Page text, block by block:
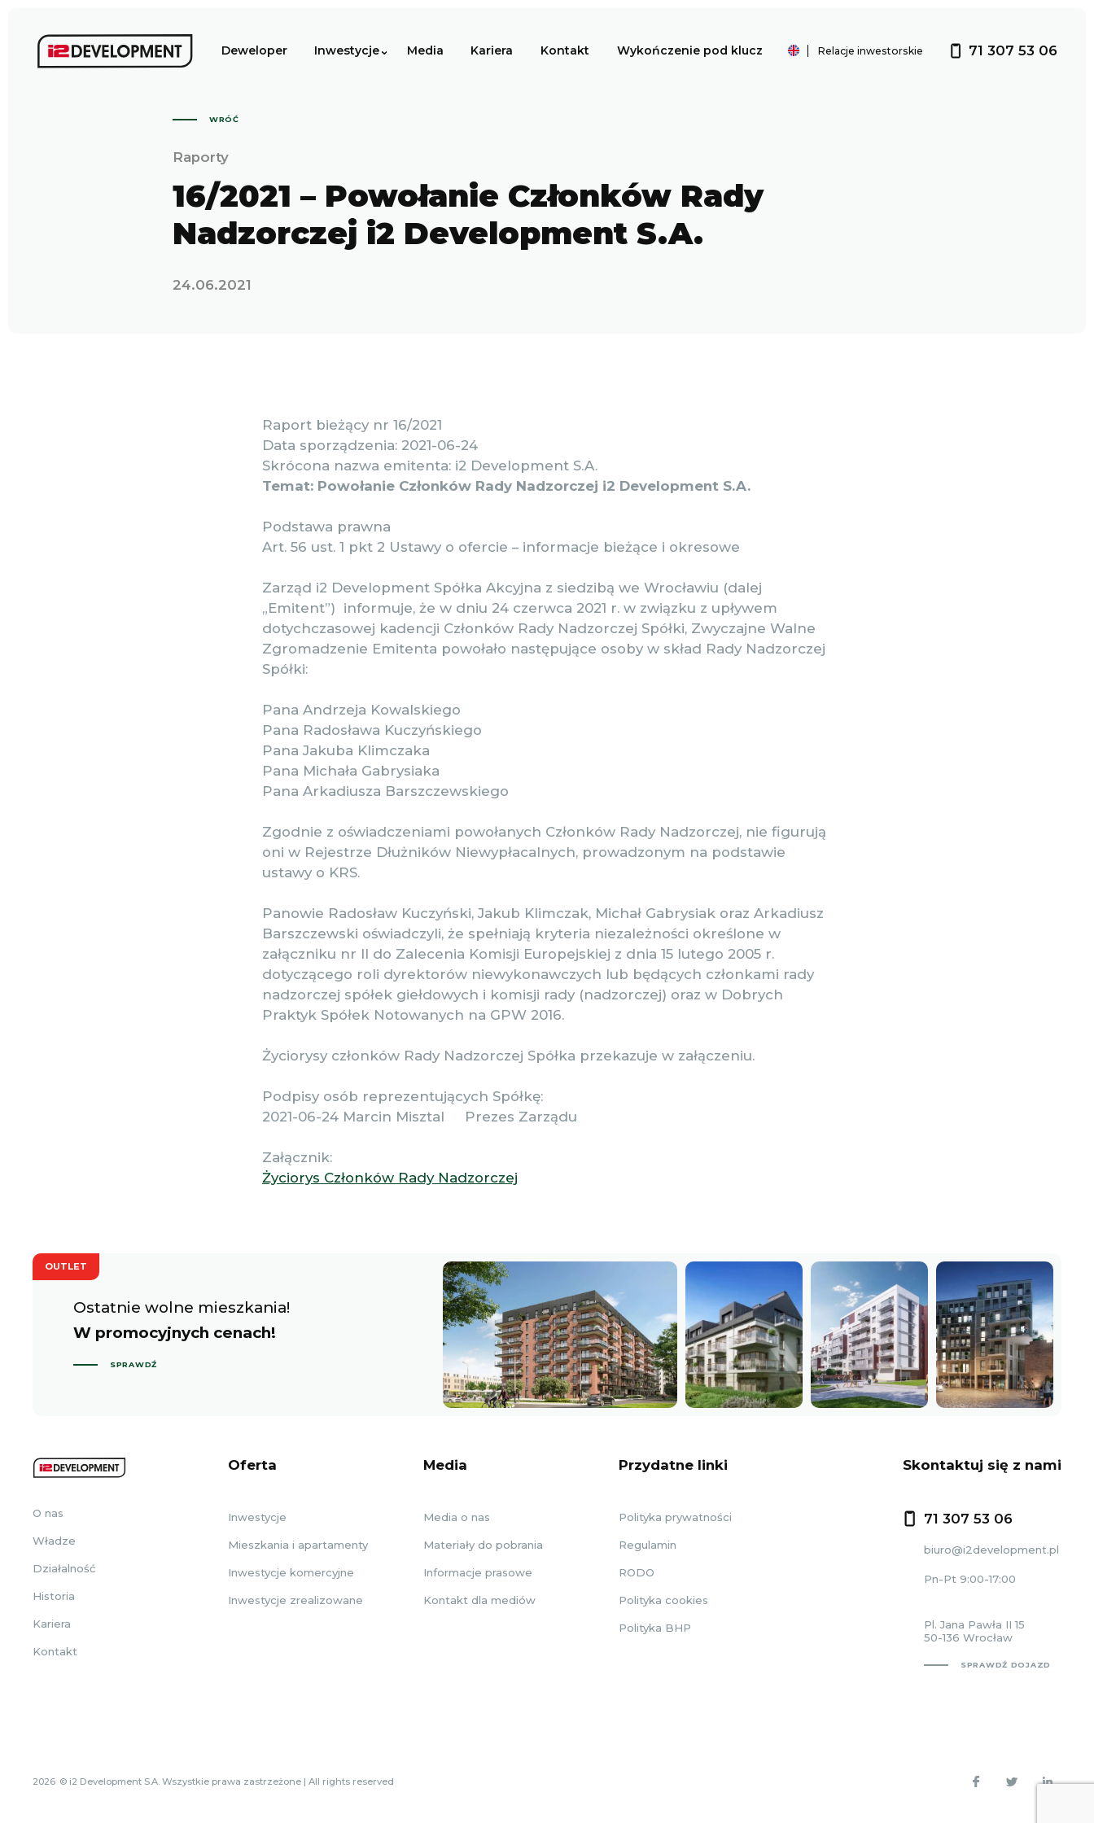
Deweloper Inwestycje Media Kariera Kontakt Wykończenie pod klucz Investor relations
Relacje inwestorskie 71 307 53 06
WRÓĆ
Raporty
16/2021 – Powołanie Członków Rady
Nadzorczej i2 Development S.A.
24.06.2021
Raport bieżący nr 16/2021
Data sporządzenia: 2021-06-24
Skrócona nazwa emitenta: i2 Development S.A.
Temat: Powołanie Członków Rady Nadzorczej i2 Development S.A.
Podstawa prawna
Art. 56 ust. 1 pkt 2 Ustawy o ofercie – informacje bieżące i okresowe
Zarząd i2 Development Spółka Akcyjna z siedzibą we Wrocławiu (dalej
„Emitent”) informuje, że w dniu 24 czerwca 2021 r. w związku z upływem
dotychczasowej kadencji Członków Rady Nadzorczej Spółki, Zwyczajne Walne
Zgromadzenie Emitenta powołało następujące osoby w skład Rady Nadzorczej
Spółki:
Pana Andrzeja Kowalskiego
Pana Radosława Kuczyńskiego
Pana Jakuba Klimczaka
Pana Michała Gabrysiaka
Pana Arkadiusza Barszczewskiego
Zgodnie z oświadczeniami powołanych Członków Rady Nadzorczej, nie figurują
oni w Rejestrze Dłużników Niewypłacalnych, prowadzonym na podstawie
ustawy o KRS.
Panowie Radosław Kuczyński, Jakub Klimczak, Michał Gabrysiak oraz Arkadiusz
Barszczewski oświadczyli, że spełniają kryteria niezależności określone w
załączniku nr II do Zalecenia Komisji Europejskiej z dnia 15 lutego 2005 r.
dotyczącego roli dyrektorów niewykonawczych lub będących członkami rady
nadzorczej spółek giełdowych i komisji rady (nadzorczej) oraz w Dobrych
Praktyk Spółek Notowanych na GPW 2016.
Życiorysy członków Rady Nadzorczej Spółka przekazuje w załączeniu.
Podpisy osób reprezentujących Spółkę:
2021-06-24 Marcin Misztal Prezes Zarządu
Załącznik:
Życiorys Członków Rady Nadzorczej
OUTLET
Ostatnie wolne mieszkania!
W promocyjnych cenach!
SPRAWDŹ
O nas
Władze
Działalność
Historia
Kariera
Kontakt
Oferta
Inwestycje
Mieszkania i apartamenty
Inwestycje komercyjne
Inwestycje zrealizowane
Media
Media o nas
Materiały do pobrania
Informacje prasowe
Kontakt dla mediów
Przydatne linki
Polityka prywatności
Regulamin
RODO
Polityka cookies
Polityka BHP
Skontaktuj się z nami
71 307 53 06
biuro@i2development.pl
Pn-Pt 9:00-17:00
Pl. Jana Pawła II 15
50-136 Wrocław
SPRAWDŹ DOJAZD
2026 © i2 Development S.A. Wszystkie prawa zastrzeżone | All rights reserved